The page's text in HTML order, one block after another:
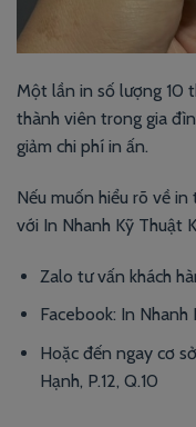
Một lần in số lượng 10
thành viên trong gia
giảm chi phí in ấn.
Nếu muốn hiểu rõ về
với In Nhanh Kỹ Thuật
Zalo tư vấn khách
Facebook: In
Hoặc đến ngay cơ
Hạnh, P.12, Q.10